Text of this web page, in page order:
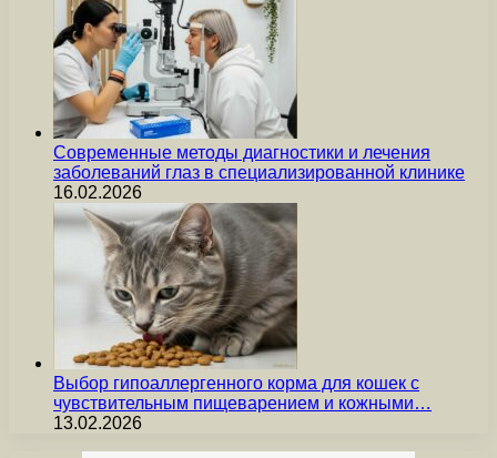
Современные методы диагностики и лечения
заболеваний глаз в специализированной клинике
16.02.2026
Выбор гипоаллергенного корма для кошек с
чувствительным пищеварением и кожными…
13.02.2026